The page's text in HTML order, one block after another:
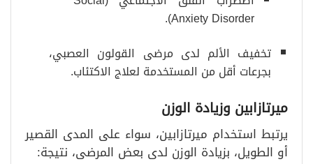
Anxiety Disorder).
تخفيف الألم لدى مرضى القولون العصبي،
بجرعات أقل من المستخدمة لعلاج الاكتئاب.
ميرتازابين وزيادة الوزن
يرتبط استخدام ميرتازابين، سواء على المدى القصير
أو الطويل، بزيادة الوزن لدى بعض المرضى، نتيجة: